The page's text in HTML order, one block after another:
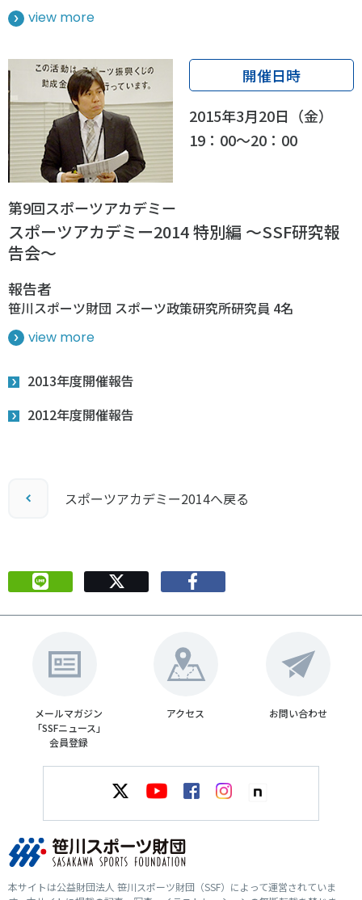
view more
開催日時
2015年3月20日（金）
19：00～20：00
第9回スポーツアカデミー
スポーツアカデミー2014 特別編 ～SSF研究報
告会～
報告者
笹川スポーツ財団 スポーツ政策研究所研究員 4名
view more
2013年度開催報告
2012年度開催報告
スポーツアカデミー2014へ戻る
メールマガジン
「SSFニュース」
会員登録
アクセス お問い合わせ
本サイトは公益財団法人 笹川スポーツ財団（SSF）によって運営されていま